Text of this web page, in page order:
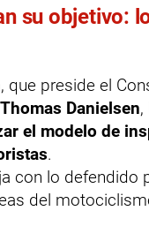
su objetivo:
que preside el
Thomas Danielsen,
el modelo de
.
con lo defendido
del